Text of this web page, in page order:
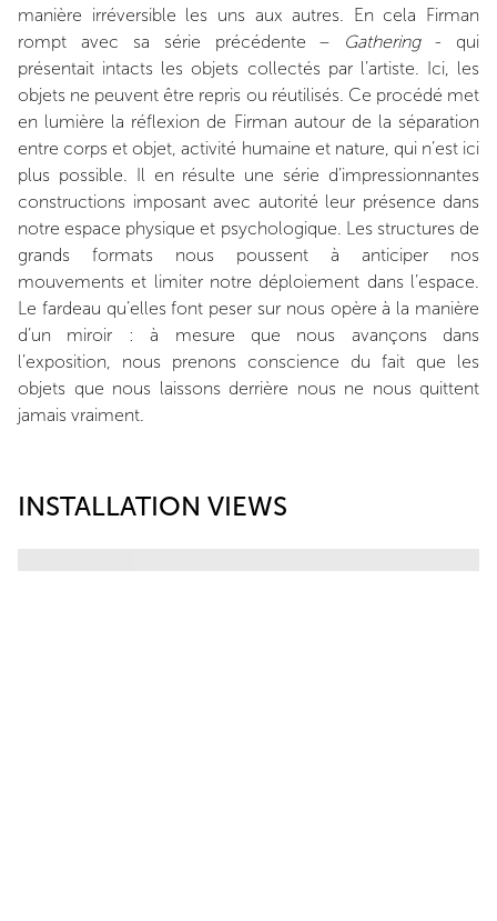
manière irréversible les uns aux autres. En cela Firman
rompt avec sa série précédente – Gathering- qui
présentait intacts les objets collectés par l’artiste. Ici, les
objets ne peuvent être repris ou réutilisés. Ce procédé met
en lumière la réflexion de Firman autour de la séparation
entre corps et objet, activité humaine et nature, qui n’est ici
plus possible. Il en résulte une série d’impressionnantes
constructions imposant avec autorité leur présence dans
notre espace physique et psychologique. Les structures de
grands formats nous poussent à anticiper nos
mouvements et limiter notre déploiement dans l’espace.
Le fardeau qu’elles font peser sur nous opère à la manière
d’un miroir : à mesure que nous avançons dans
l’exposition, nous prenons conscience du fait que les
objets que nous laissons derrière nous ne nous quittent
jamais vraiment.
INSTALLATION VIEWS